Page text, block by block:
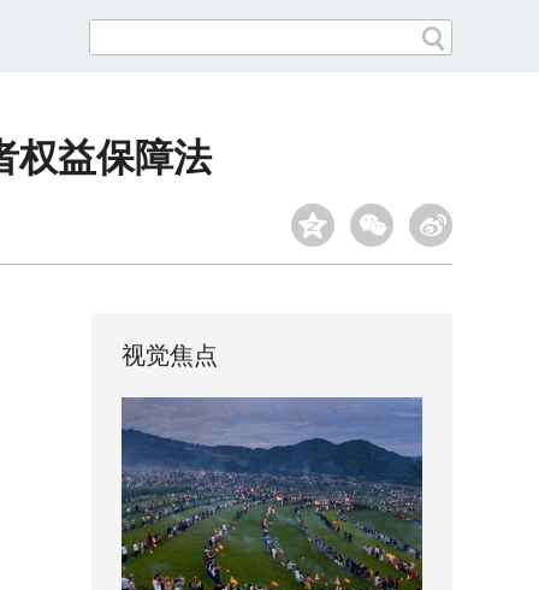
权益保障法
视觉焦点